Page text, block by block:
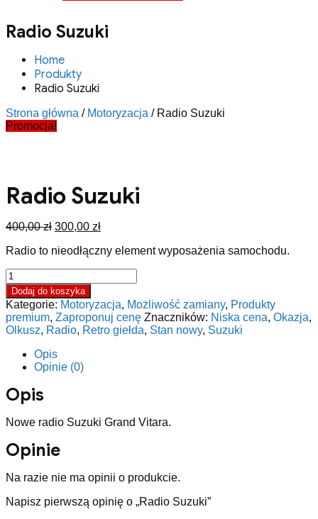
Radio Suzuki
Home
Produkty
Radio Suzuki
Strona główna / Motoryzacja / Radio Suzuki
Promocja!
Radio Suzuki
400,00zł Pierwotna
wynosiła:
300,00 złAktualna
wynosi:
Radio to nieodłączny element wyposażenia samochodu.
ilość
Radio
Suzuki
Dodaj do koszyka
Kategorie: Motoryzacja, Możliwość zamiany, Produkty
premium, Zaproponuj cenę Znaczników: Niska cena, Okazja,
Olkusz, Radio, Retro giełda, Stan nowy, Suzuki
Opis
Opinie (0)
Opis
Nowe radio Suzuki Grand Vitara.
Opinie
Na razie nie ma opinii o produkcie.
Napisz pierwszą opinię o „Radio Suzuki”